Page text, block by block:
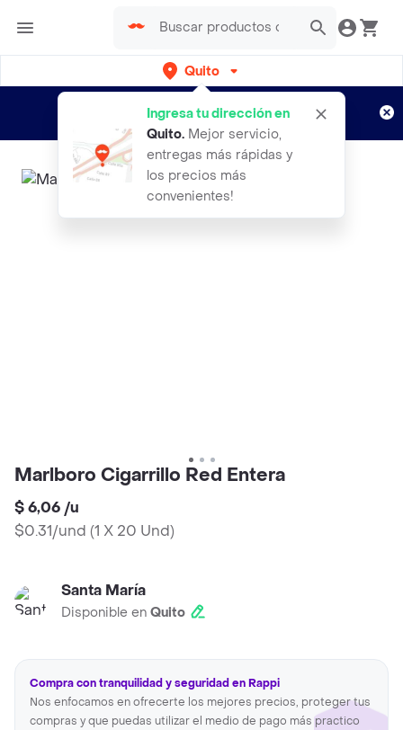
Quito
Ingresa tu dirección en
Quito. Mejor servicio,
entregas más rápidas y
los precios más
convenientes!
envíos gratis por semanas
Aplican TyC
Marlboro Cigarrillo Red Entera
$ 6,06 /u
$0.31/und (1 X 20 Und)
Santa María
Disponible en Quito
Compra con tranquilidad y seguridad en Rappi
Nos enfocamos en ofrecerte los mejores precios, proteger tus
compras y que puedas utilizar el medio de pago más practico